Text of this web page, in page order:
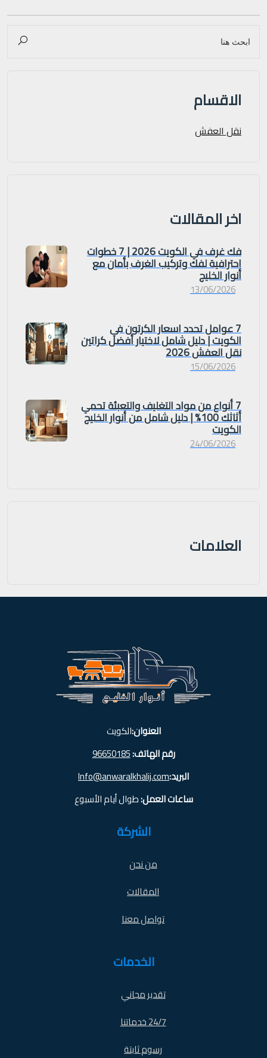
الاقسام
نقل العفش
اخر المقالات
فك غرف في الكويت 2026 | 7 خطوات
احترافية لفك وتركيب الغرف بأمان مع
أنوار الخليج
13/06/2026
7 عوامل تحدد اسعار الكرتون في
الكويت | دليل شامل لاختيار أفضل كراتين
نقل العفش 2026
15/06/2026
7 أنواع من مواد التغليف والتعبئة تحمي
أثاثك 100% | دليل شامل من أنوار الخليج
الكويت
24/06/2026
العلامات
العنوان:الكويت
رقم الهاتف:96650185
البريد:Info@anwaralkhalij.com
ساعات العمل:طوال أيام الأسبوع
الشركة
من نحن
المقالات
تواصل معنا
الخدمات
تقدير مجاني
24/7 خدماتنا
رسوم ثابتة